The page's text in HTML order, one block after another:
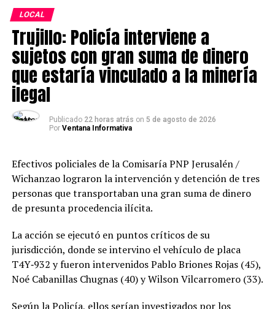
profunda investigación.
Los intervenidos fueron trasladados a la Comisaría de
Chicama y puestos a disposición de la Fiscalía Provincial
Penal Corporativa de Ascope, para continuar todas las
diligencias y esclarecer su situación migratoria.
LOCAL
Trujillo: Policía interviene a
sujetos con gran suma de dinero
que estaría vinculado a la minería
ilegal
Publicado 22 horas atrás on 5 de agosto de 2026
Por Ventana Informativa
Efectivos policiales de la Comisaría PNP Jerusalén /
Wichanzao lograron la intervención y detención de tres
personas que transportaban una gran suma de dinero
de presunta procedencia ilícita.
La acción se ejecutó en puntos críticos de su
jurisdicción, donde se intervino el vehículo de placa
T4Y‑932 y fueron intervenidos Pablo Briones Rojas (45),
Noé Cabanillas Chugnas (40) y Wilson Vilcarromero (33).
Según la Policía, ellos serían investigados por los